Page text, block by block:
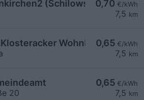
0,70 €/kWh
7,5 km
(Schilowsky
0,65 €/kWh
7,5 km
Wohnbau
0,65 €/kWh
7,5 km
20